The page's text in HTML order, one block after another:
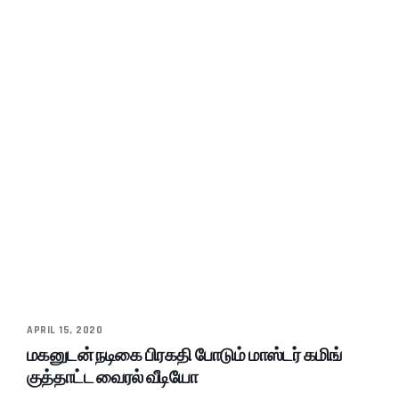
APRIL 15, 2020
மகனுடன் நடிகை பிரகதி போடும் மாஸ்டர் கமிங்
குத்தாட்ட வைரல் வீடியோ